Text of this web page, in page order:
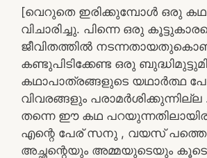
[വെറുതെ ഇരിക്കുമ്പോൾ ഒരു
വിചാരിച്ചു. പിന്നെ ഒരു
ജീവിതത്തിൽ
കണ്ടുപിടിക്കേണ്ട ഒരു
കഥാപാത്രങ്ങളുടെ യഥാർത്ഥ
വിവരങ്ങളും പരാമർശിക്കുന്നില്ല
തന്നെ ഈ കഥ
എന്റെ പേര് സനു , വയസ്
അച്ഛന്റെയും അമ്മയുടെയും